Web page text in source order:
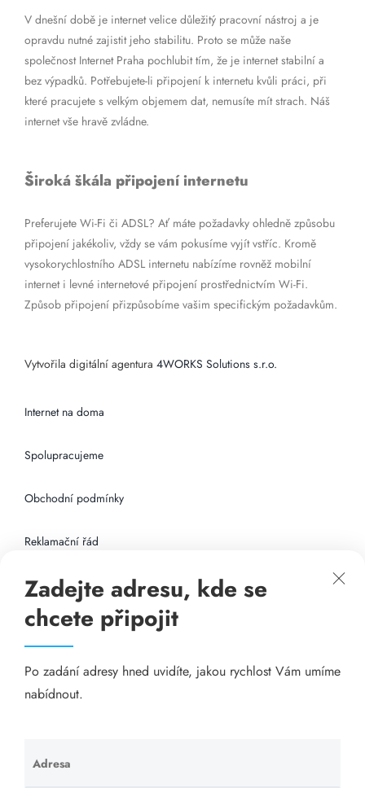
V dnešní době je internet velice důležitý pracovní nástroj a je
opravdu nutné zajistit jeho stabilitu. Proto se může naše
společnost Internet Praha pochlubit tím, že je internet stabilní a
bez výpadků. Potřebujete-li připojení k internetu kvůli práci, při
které pracujete s velkým objemem dat, nemusíte mít strach. Náš
internet vše hravě zvládne.
Široká škála připojení internetu
Preferujete Wi-Fi či ADSL? Ať máte požadavky ohledně způsobu
připojení jakékoliv, vždy se vám pokusíme vyjít vstříc. Kromě
vysokorychlostního ADSL internetu nabízíme rovněž mobilní
internet i levné internetové připojení prostřednictvím Wi-Fi.
Způsob připojení přizpůsobíme vašim specifickým požadavkům.
Vytvořila digitální agentura 4WORKS Solutions s.r.o.
Internet na doma
Spolupracujeme
Obchodní podmínky
Reklamační řád
Připojení k internetu
Odkazy
Katalog A-seznam.cz
Visací zámky - TOKOZ
Zadejte adresu, kde se
chcete připojit
Po zadání adresy hned uvidíte, jakou rychlost Vám umíme
nabídnout.
Adresa
Ponechte
toto pole